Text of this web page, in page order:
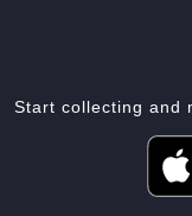
Start collecting and